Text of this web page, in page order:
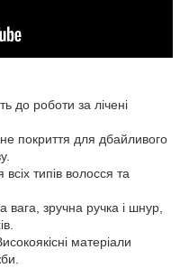
до роботи за лічені
покриття для дбайливого
типів волосся та
вага, зручна ручка і шнур,
матеріали